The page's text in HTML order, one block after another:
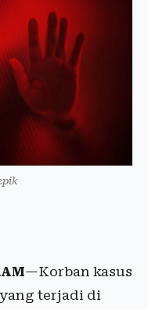
—Korban kasus
terjadi di